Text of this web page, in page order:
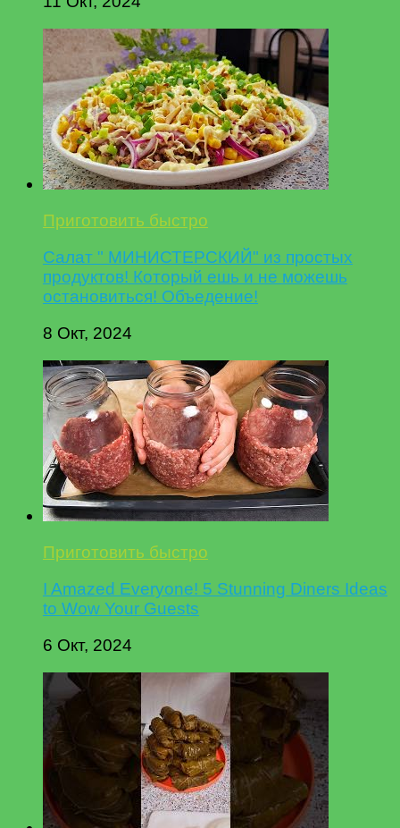
Приготовить быстро
Салат " МИНИСТЕРСКИЙ" из простых
продуктов! Который ешь и не можешь
остановиться! Объедение!
8 Окт, 2024
Приготовить быстро
I Amazed Everyone! 5 Stunning Diners Ideas
to Wow Your Guests
6 Окт, 2024